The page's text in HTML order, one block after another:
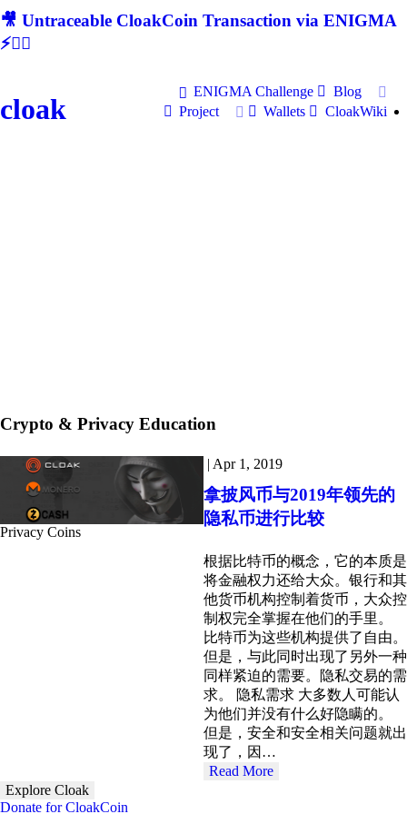
🎥 Untraceable CloakCoin Transaction via ENIGMA
⚡🕵‍♂
cloak
ENIGMA Challenge
Blog
Project
Wallets CloakWiki
Crypto & Privacy Education
Privacy Coins
| Apr 1, 2019
拿披风币与2019年领先的
隐私币进行比较
根据比特币的概念，它的本质是
将金融权力还给大众。银行和其
他货币机构控制着货币，大众控
制权完全掌握在他们的手里。
比特币为这些机构提供了自由。
但是，与此同时出现了另外一种
同样紧迫的需要。隐私交易的需
求。 隐私需求 大多数人可能认
为他们并没有什么好隐瞒的。
但是，安全和安全相关问题就出
现了，因…
Read More
Explore Cloak
Donate for CloakCoin